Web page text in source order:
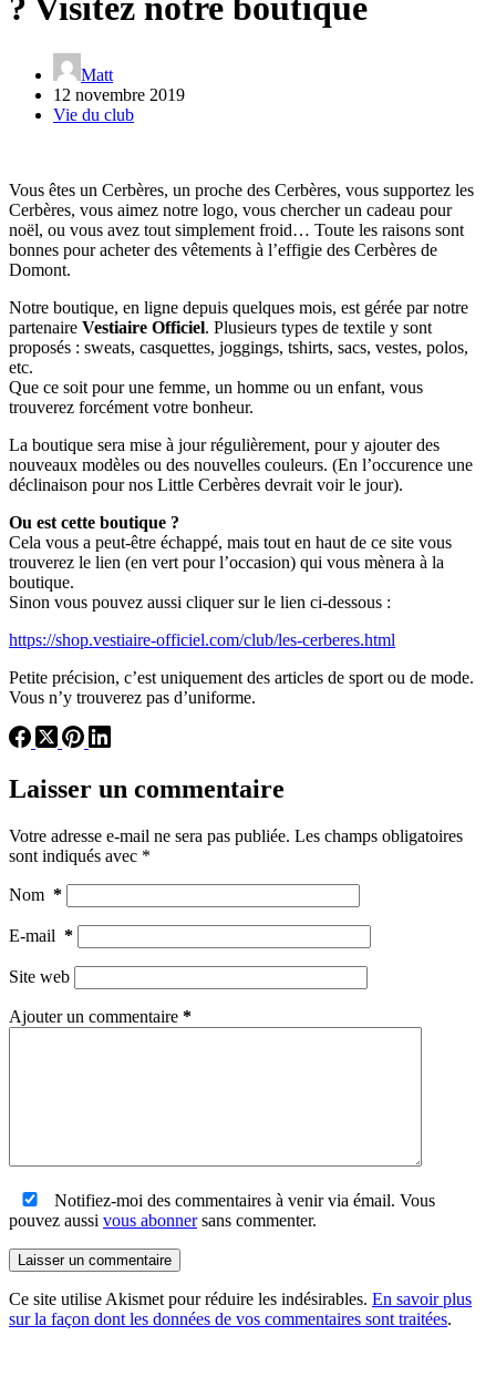
? Visitez notre boutique
Matt
12 novembre 2019
Vie du club
Vous êtes un Cerbères, un proche des Cerbères, vous supportez les
Cerbères, vous aimez notre logo, vous chercher un cadeau pour
noël, ou vous avez tout simplement froid… Toute les raisons sont
bonnes pour acheter des vêtements à l’effigie des Cerbères de
Domont.
Notre boutique, en ligne depuis quelques mois, est gérée par notre
partenaire Vestiaire Officiel. Plusieurs types de textile y sont
proposés : sweats, casquettes, joggings, tshirts, sacs, vestes, polos,
etc.
Que ce soit pour une femme, un homme ou un enfant, vous
trouverez forcément votre bonheur.
La boutique sera mise à jour régulièrement, pour y ajouter des
nouveaux modèles ou des nouvelles couleurs. (En l’occurence une
déclinaison pour nos Little Cerbères devrait voir le jour).
Ou est cette boutique ?
Cela vous a peut-être échappé, mais tout en haut de ce site vous
trouverez le lien (en vert pour l’occasion) qui vous mènera à la
boutique.
Sinon vous pouvez aussi cliquer sur le lien ci-dessous :
https://shop.vestiaire-officiel.com/club/les-cerberes.html
Petite précision, c’est uniquement des articles de sport ou de mode.
Vous n’y trouverez pas d’uniforme.
Laisser un commentaire
Votre adresse e-mail ne sera pas publiée. Les champs obligatoires
sont indiqués avec *
Nom *
E-mail *
Site web
Ajouter un commentaire *
Notifiez-moi des commentaires à venir via émail. Vous
pouvez aussi vous abonnersans commenter.
Laisser un commentaire
Ce site utilise Akismet pour réduire les indésirables. En savoir plus
sur la façon dont les données de vos commentaires sont traitées.